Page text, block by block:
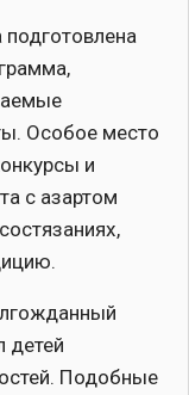
Особое место
и
с азартом
детей
Подобные